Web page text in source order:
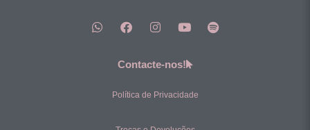
Contacte-nos!
Política de Privacidade